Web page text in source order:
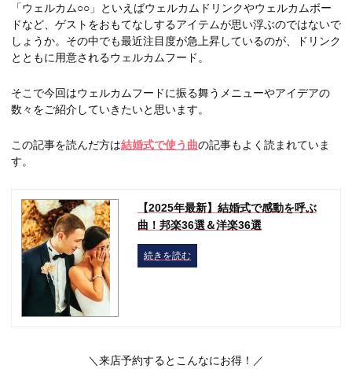
「ウェルカム○○」といえばウェルカムドリンクやウェルカムボー
ドなど、ゲストをおもてなしするアイテムが思い浮ぶのではないで
しょうか。その中でも最近注目度が急上昇しているのが、ドリンク
とともに用意されるウェルカムフード。
そこで今回はウェルカムフードに振る舞うメニューやアイデアの
数々をご紹介していきたいと思います。
この記事を読んだ方は結婚式で使う曲の記事もよく読まれていま
す。
【2025年最新】結婚式で感動を呼ぶ
曲！邦楽36選＆洋楽36選
続きを読む
＼来店予約するとこんなにお得！／